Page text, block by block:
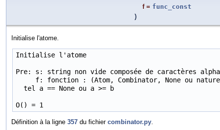
f= func_const
)
Initialise l'atome.
Initialise l'atome
Pre: s: string non vide composée de caractères
f: fonction : (Atom, Combinator, None ou
  tel a == None ou a >= b
O() = 1
Définition à la ligne 357 du fichier combinator.py.